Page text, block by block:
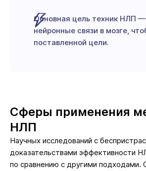
Основная цель техник НЛП —
нейронные связи в мозге,
поставленной цели.
Сферы применения
НЛП
Научных исследований с
доказательствами эффективности
по сравнению с другими подходами.